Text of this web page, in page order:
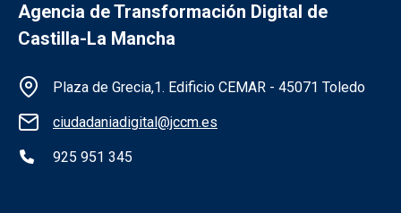
Agencia de Transformación Digital de
Castilla-La Mancha
Información de la institución
Plaza de Grecia,1. Edificio CEMAR - 45071 Toledo
ciudadaniadigital@jccm.es
925 951 345